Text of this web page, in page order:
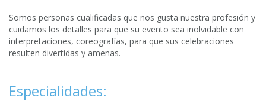
Somos personas cualificadas que nos gusta nuestra profesión y
cuidamos los detalles para que su evento sea inolvidable con
interpretaciones, coreografías, para que sus celebraciones
resulten divertidas y amenas.
Especialidades: